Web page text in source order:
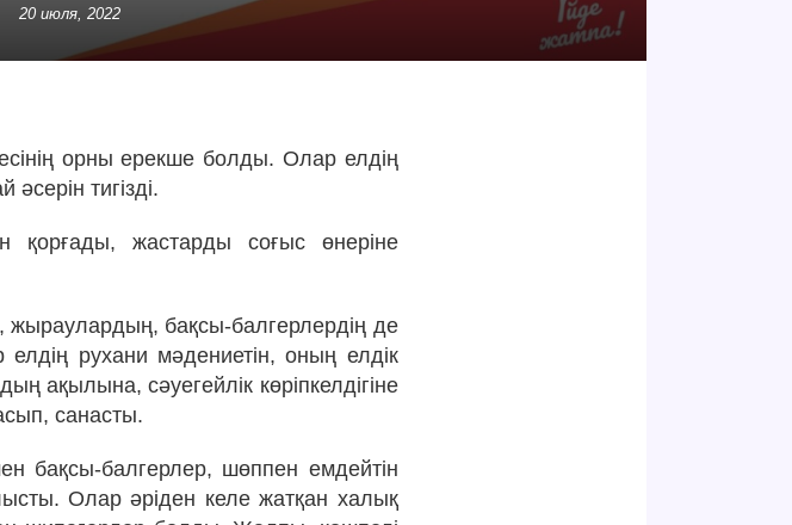
20 июля, 2022
орны ерекше болды. Олар елдің
тигізді.
қорғады, жастарды соғыс өнеріне
бақсы-балгерлердің де
рухани мәдениетін, оның елдік
ақылына, сәуегейлік көріпкелдігіне
санасты.
бақсы-балгерлер, шөппен емдейтін
Олар әріден келе жатқан халық